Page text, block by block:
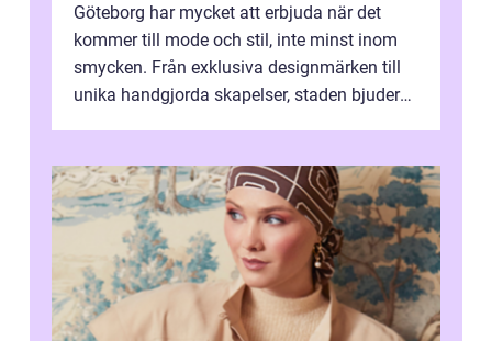
Göteborg har mycket att erbjuda när det
kommer till mode och stil, inte minst inom
smycken. Från exklusiva designmärken till
unika handgjorda skapelser, staden bjuder